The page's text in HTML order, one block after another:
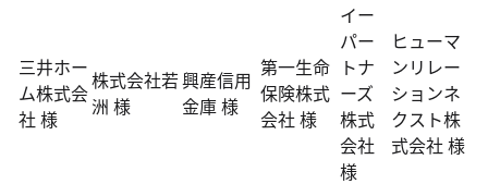
三井ホー
ム株式会
社 様
株式会社若
洲 様
興産信用
金庫 様
第一生命
保険株式
会社 様
イー
パー
トナ
ーズ
株式
会社
様
ヒューマ
ンリレー
ションネ
クスト株
式会社 様